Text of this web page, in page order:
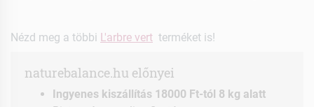
Nézd meg a többi L'arbre vert terméket is!
naturebalance.hu előnyei
Ingyenes kiszállítás 18000 Ft-tól 8 kg alatt